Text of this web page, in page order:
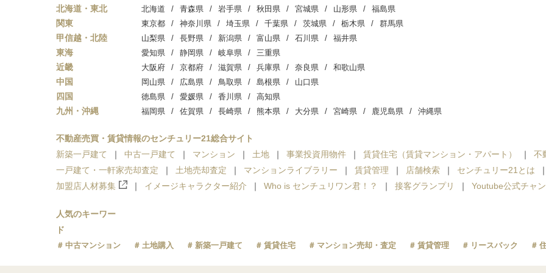
北海道・東北 北海道 青森県 岩手県 秋田県 宮城県 山形県 福島県
関東 東京都 神奈川県 埼玉県 千葉県 茨城県 栃木県 群馬県
甲信越・北陸 山梨県 長野県 新潟県 富山県 石川県 福井県
東海 愛知県 静岡県 岐阜県 三重県
近畿 大阪府 京都府 滋賀県 兵庫県 奈良県 和歌山県
中国 岡山県 広島県 鳥取県 島根県 山口県
四国 徳島県 愛媛県 香川県 高知県
九州・沖縄 福岡県 佐賀県 長崎県 熊本県 大分県 宮崎県 鹿児島県 沖縄県
不動産売買・賃貸情報のセンチュリー21総合サイト
新築一戸建て
中古一戸建て マンション 土地 事業投資用物件 賃貸住宅（賃貸マンション・アパート）
不
一戸建て・一軒家売却査定
土地売却査定 マンションライブラリー 賃貸管理 店舗検索
センチュリー21とは
加盟店人材募集
イメージキャラクター紹介 Who is センチュリワン君！？ 接客グランプリ Youtube公式チャ
人気のキーワー
ド
中古マンション 土地購入 新築一戸建て 賃貸住宅 マンション売却・査定 賃貸管理 リースバック